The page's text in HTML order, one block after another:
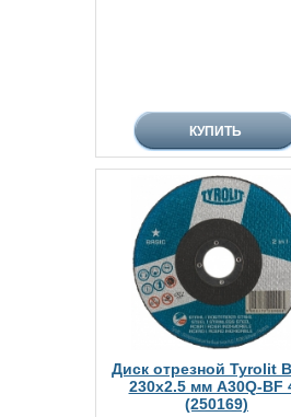
Диск отрезной Tyrolit
230х2.5 мм A30Q-BF
(250169)